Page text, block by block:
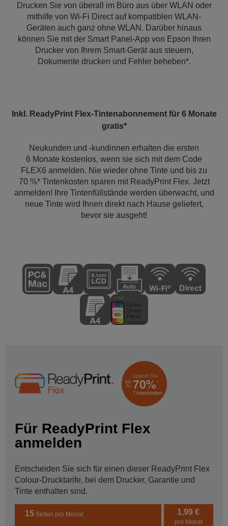
Drucken Sie von überall im Büro aus über WLAN oder
mithilfe von Wi-Fi Direct auf kompatiblen WLAN-
Geräten auch ganz ohne WLAN. Darüber hinaus
können Sie mit der Smart Panel-App von Epson Ihren
Drucker von Ihrem Smart-Gerät aus steuern,
Dokumente drucken und Fehler beheben*.
Inkl. ReadyPrint Flex-Tintenabonnement für 6 Monate
gratis*
Neukunden und -kundinnen erhalten die ersten
6 Monate kostenlos, wenn sie sich mit dem Code
FLEX6 anmelden. Nie wieder ohne Tinte und bis zu
70 %* Tintenkosten sparen mit ReadyPrint Flex. Jetzt
anmelden! Ihre Tintenfüllstände werden überwacht, und
neue Tinte wird Ihnen direkt nach Hause geliefert,
bevor sie ausgeht!
Für ReadyPrint Flex
anmelden
Entscheiden Sie sich für einen dieser ReadyPrint Flex
Colour-Drucktarife, bei dem Drucker, Garantie und
Tinte enthalten sind.
15 Seiten pro Monat 1,99 €
pro Monat